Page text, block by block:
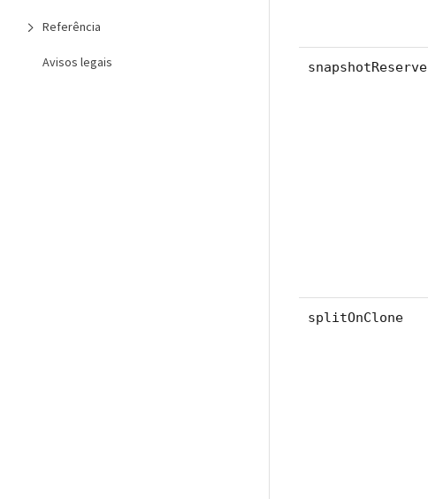
Referência
Avisos legais snapshotReserve
splitOnClone